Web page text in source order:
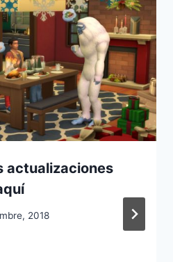
actualizaciones
2018